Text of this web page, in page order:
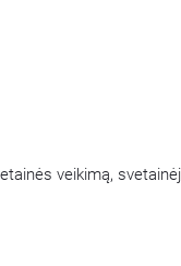
veikimą,